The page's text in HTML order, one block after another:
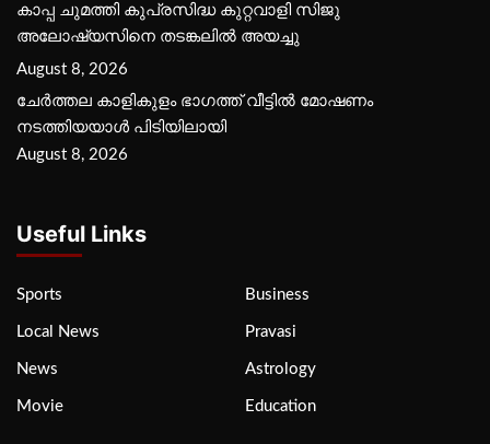
കാപ്പ ചുമത്തി കുപ്രസിദ്ധ കുറ്റവാളി സിജു
അലോഷ്യസിനെ തടങ്കലിൽ അയച്ചു
August 8, 2026
ചേർത്തല കാളികുളം ഭാഗത്ത് വീട്ടിൽ മോഷണം
നടത്തിയയാൾ പിടിയിലായി
August 8, 2026
Useful Links
Sports Business
Local News Pravasi
News Astrology
Movie Education